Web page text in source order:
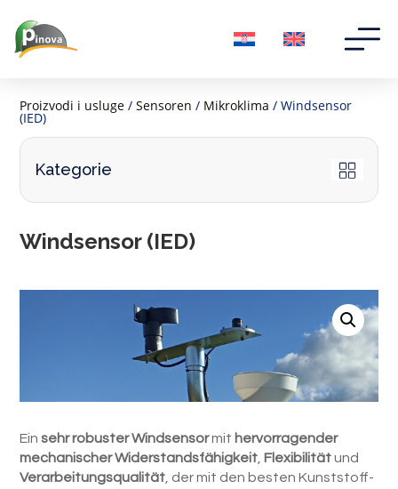
Proizvodi i usluge /Sensoren / Mikroklima / Windsensor
(IED)
Kategorie
Windsensor (IED)
Einsehr robuster Windsensormit hervorragender
mechanischer Widerstandsfähigkeit, Flexibilitätund
Verarbeitungsqualität, der mit den besten Kunststoff-